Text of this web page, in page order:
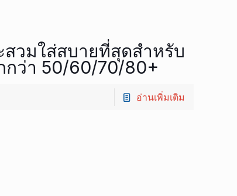
วมใส่สบายที่สุดสำหรับ
กว่า 50/60/70/80+
อ่านเพิ่มเติม